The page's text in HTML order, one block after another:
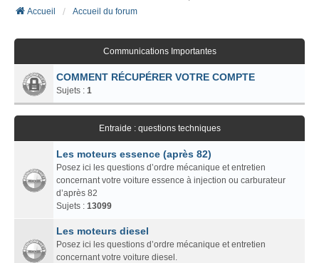
Accueil
Accueil du forum
Communications Importantes
COMMENT RÉCUPÉRER VOTRE COMPTE
Sujets : 1
Entraide : questions techniques
Les moteurs essence (après 82)
Posez ici les questions d’ordre mécanique et entretien
concernant votre voiture essence à injection ou carburateur
d’après 82
Sujets : 13099
Les moteurs diesel
Posez ici les questions d’ordre mécanique et entretien
concernant votre voiture diesel.